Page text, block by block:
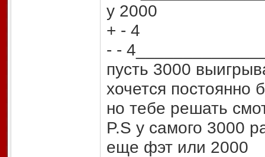
у 2000
+ - 4
- -
пусть 3000
хочется постоянно
но тебе решать
P.S у самого 3000
еще фэт или 2000